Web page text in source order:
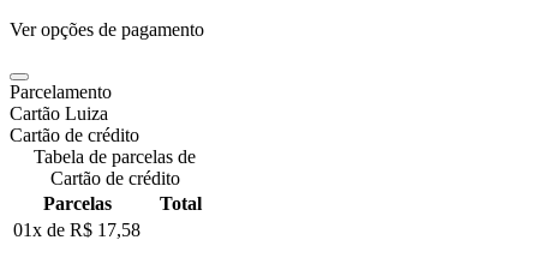
Ver opções de pagamento
Parcelamento
Cartão Luiza
Cartão de crédito
Tabela de parcelas de
Cartão de crédito
Parcelas
Total
01x de R$ 17,58